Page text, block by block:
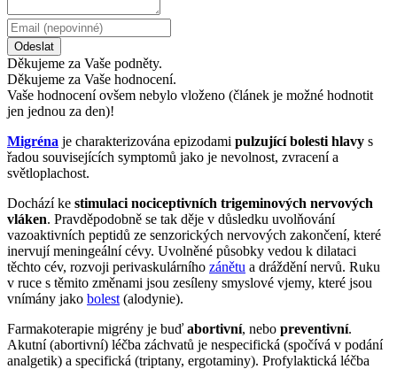
Odeslat
Děkujeme za Vaše podněty.
Děkujeme za Vaše hodnocení.
Vaše hodnocení ovšem nebylo vloženo (článek je možné hodnotit
jen jednou za den)!
Migréna je charakterizována epizodami pulzující bolesti hlavy s
řadou souvisejících symptomů jako je nevolnost, zvracení a
světloplachost.
Dochází ke stimulaci nociceptivních trigeminových nervových
vláken. Pravděpodobně se tak děje v důsledku uvolňování
vazoaktivních peptidů ze senzorických nervových zakončení, které
inervují meningeální cévy. Uvolněné působky vedou k dilataci
těchto cév, rozvoji perivaskulárního zánětu a dráždění nervů. Ruku
v ruce s těmito změnami jsou zesíleny smyslové vjemy, které jsou
vnímány jako bolest (alodynie).
Farmakoterapie migrény je buď abortivní, nebo preventivní.
Akutní (abortivní) léčba záchvatů je nespecifická (spočívá v podání
analgetik) a specifická (triptany, ergotaminy). Profylaktická léčba